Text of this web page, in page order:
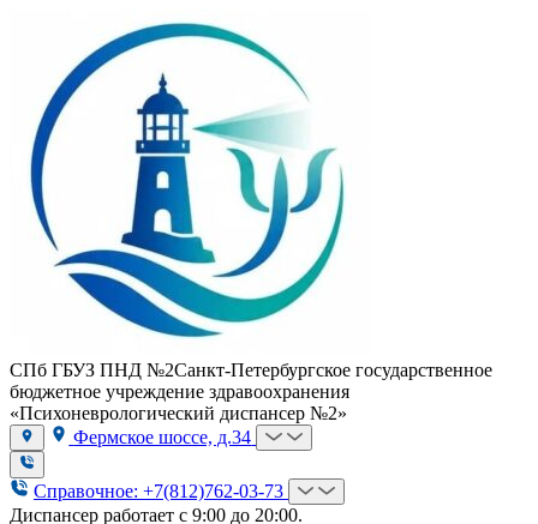
СПб ГБУЗ ПНД №2Санкт-Петербургское государственное
бюджетное учреждение здравоохранения
«Психоневрологический диспансер №2»
Фермское шоссе, д.34
Справочное: +7(812)762-03-73
Диспансер работает с 9:00 до 20:00.